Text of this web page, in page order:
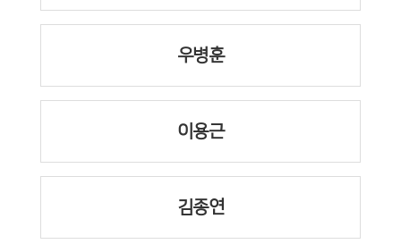
우병훈
이용근
김종연